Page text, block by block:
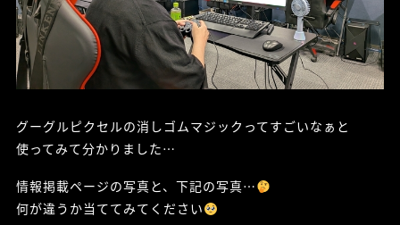
グーグルピクセルの消しゴムマジックってすごいなぁと
使ってみて分かりました…
情報掲載ページの写真と、下記の写真…
何が違うか当ててみてください